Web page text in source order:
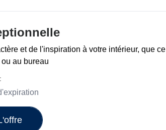
et de l'inspiration à votre intérieur, que ce
au bureau